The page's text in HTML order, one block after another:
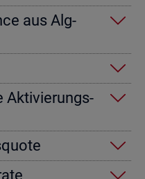
aus Alg-
Ak­ti­vie­rungs­